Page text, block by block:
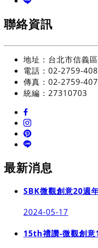
聯絡資訊
地址：台北市信義
電話：02-2759-
傳真：02-2759-
統編：27310703
最新消息
SBK微觀創意20週
2024-05-17
15th禮讚-微觀創意